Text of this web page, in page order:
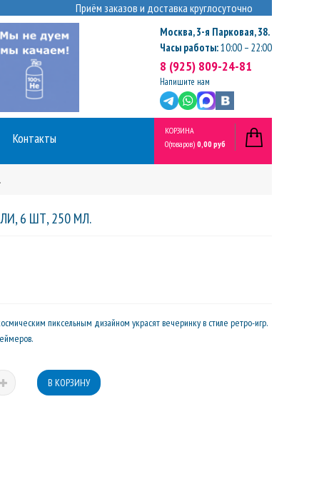
Приём заказов и доставка круглосуточно
Москва,3-я Парковая, 38.
Часы работы:10:00 – 22:00
8 (925) 809-24-81
Напишите нам
Контакты
КОРЗИНА
0(товаров) 0,00 руб
6 ШТ, 250 МЛ.
пиксельным дизайном украсят вечеринку в стиле ретро-игр.